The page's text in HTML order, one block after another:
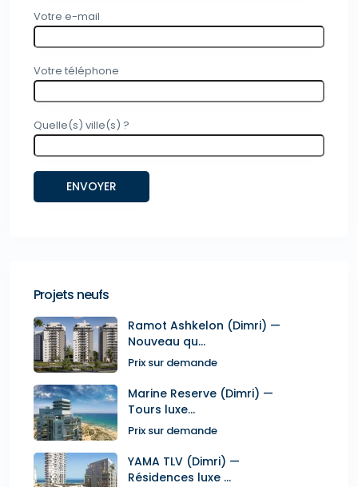
Votre e-mail
Votre téléphone
Quelle(s) ville(s) ?
Projets neufs
Ramot Ashkelon (Dimri) —
Nouveau qu...
Prix sur demande
Marine Reserve (Dimri) —
Tours luxe...
Prix sur demande
YAMA TLV (Dimri) —
Résidences luxe ...